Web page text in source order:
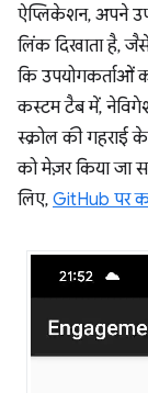
ऐप्लिकेशन, अपने
लिंक दिखाता है,
कि उपयोगकर्ताओं
कस्टम टैब में,
स्क्रोल की गहराई
को मेज़र किया जा
लिए, GitHub पर